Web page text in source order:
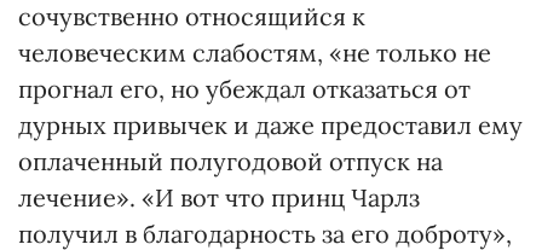
сочувственно относящийся к
человеческим слабостям, «не только не
прогнал его, но убеждал отказаться от
дурных привычек и даже предоставил ему
оплаченный полугодовой отпуск на
лечение». «И вот что принц Чарлз
получил в благодарность за его доброту»,